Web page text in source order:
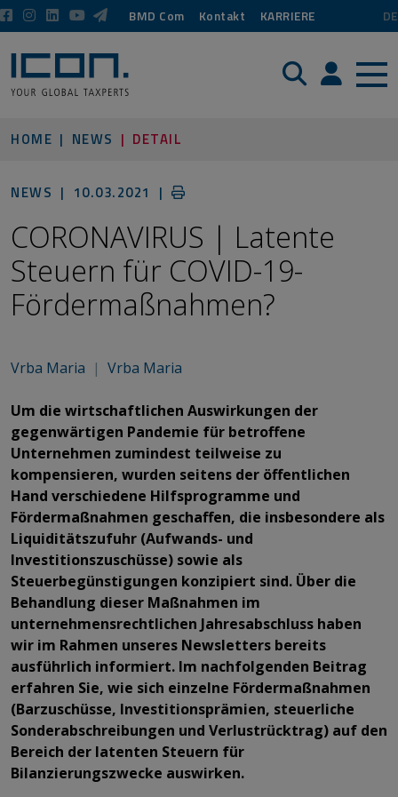
BMD Com Kontakt KARRIERE DE
Suche Login /
HOME NEWS DETAIL
NEWS | 10.03.2021 |
CORONAVIRUS | Latente
Steuern für COVID-19-
Fördermaßnahmen?
Vrba Maria | Vrba Maria
Um die wirtschaftlichen Auswirkungen der
gegenwärtigen Pandemie für betroffene
Unternehmen zumindest teilweise zu
kompensieren, wurden seitens der öffentlichen
Hand verschiedene Hilfsprogramme und
Fördermaßnahmen geschaffen, die insbesondere als
Liquiditätszufuhr (Aufwands- und
Investitionszuschüsse) sowie als
Steuerbegünstigungen konzipiert sind. Über die
Behandlung dieser Maßnahmen im
unternehmensrechtlichen Jahresabschluss haben
wir im Rahmen unseres Newsletters bereits
ausführlich informiert. Im nachfolgenden Beitrag
erfahren Sie, wie sich einzelne Fördermaßnahmen
(Barzuschüsse, Investitionsprämien, steuerliche
Sonderabschreibungen und Verlustrücktrag) auf den
Bereich der latenten Steuern für
Bilanzierungszwecke auswirken.